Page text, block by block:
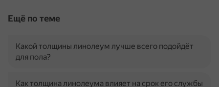
Ещё по теме
Какой толщины линолеум лучше всего подойдёт
для пола?
Как толщина линолеума влияет на срок его службы